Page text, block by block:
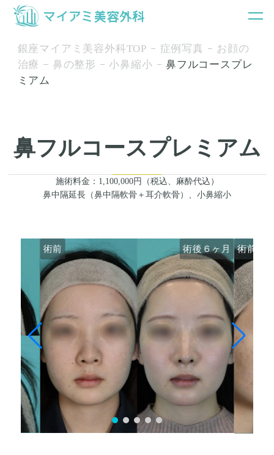
銀座マイアミ美容外科TOP 症例写真
お顔の
治療
鼻の整形 小鼻縮小
鼻フルコースプレ
ミアム
鼻フルコースプレミアム
施術料金：1,100,000円（税込、麻酔代込）
鼻中隔延長（鼻中隔軟骨＋耳介軟骨）、小鼻縮小
術前 術後６ヶ月 術前